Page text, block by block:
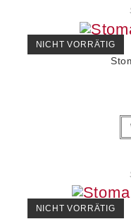
NICHT VORRÄTIG
NICHT VORRÄTIG